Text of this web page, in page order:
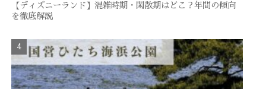
【ディズニーランド】混雑時期・閑散期はどこ？年間の傾向
を徹底解説